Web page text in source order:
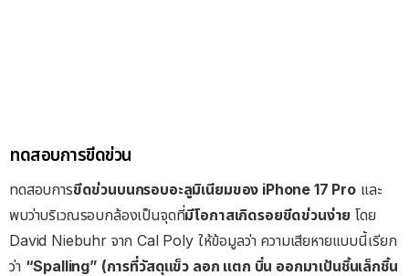
ทดสอบการขีดข่วน
ทดสอบการขีดข่วนบนกรอบอะลูมิเนียมของ iPhone 17 Proและ
พบว่าบริเวณรอบกล้องเป็นจุดที่มีโอกาสเกิดรอยขีดข่วนง่าย โดย
David Niebuhr จาก Cal Poly ให้ข้อมูลว่า ความเสียหายแบบนี้เรียก
ว่า “Spalling” (การที่วัสดุแข็ว ลอก แตก บิ่น ออกมาเป้นชิ้นเล็กชิ้น